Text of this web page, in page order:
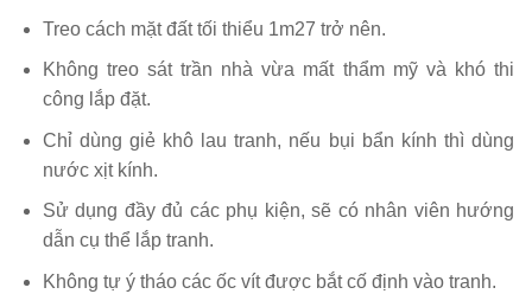
Treo cách mặt đất tối thiểu 1m27 trở nên.
Không treo sát trần nhà vừa mất thẩm mỹ và khó thi
công lắp đặt.
Chỉ dùng giẻ khô lau tranh, nếu bụi bẩn kính thì dùng
nước xịt kính.
Sử dụng đầy đủ các phụ kiện, sẽ có nhân viên hướng
dẫn cụ thể lắp tranh.
Không tự ý tháo các ốc vít được bắt cố định vào tranh.